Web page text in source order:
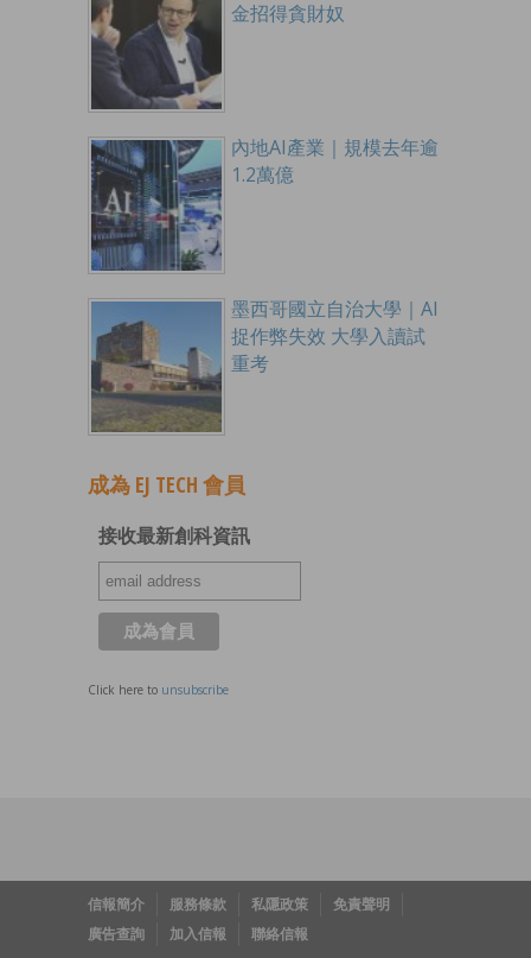
金招得貪財奴
內地AI產業｜規模去年逾
1.2萬億
墨西哥國立自治大學｜AI
捉作弊失效 大學入讀試
重考
成為 EJ TECH 會員
接收最新創科資訊
Click here to unsubscribe
信報簡介 服務條款 私隱政策
免責聲明
廣告查詢
加入信報 聯絡信報